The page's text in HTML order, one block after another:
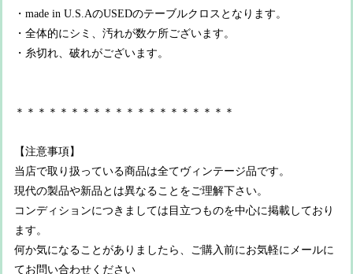
・made in U.S.AのUSEDのテーブルクロスとなります。
・全体的にシミ、汚れが数ケ所ございます。
・糸切れ、破れがございます。
＊＊＊＊＊＊＊＊＊＊＊＊＊＊＊＊＊＊＊＊
【注意事項】
当店で取り扱っている商品は全てヴィンテージ品です。
現代の製品や新品とは異なることをご理解下さい。
コンディションにつきましては目立つものを中心に掲載しており
ます。
何か気になることがありましたら、ご購入前にお気軽にメールに
てお問い合わせください